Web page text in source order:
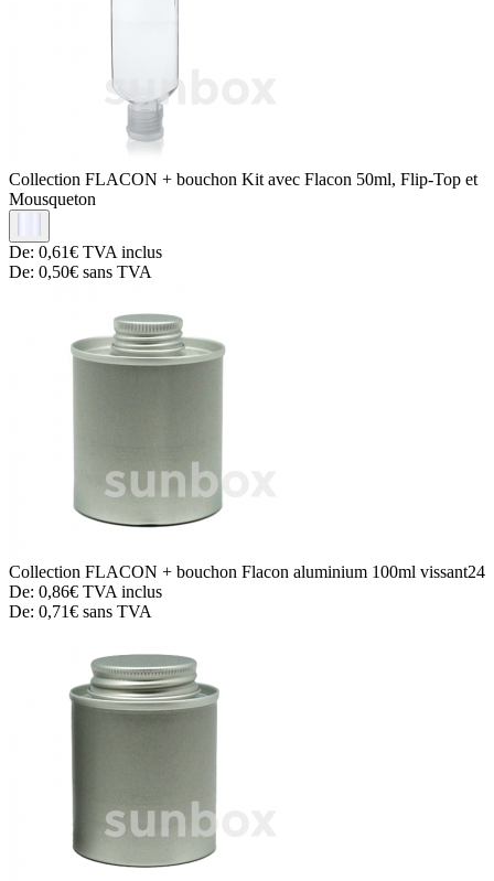
Collection FLACON + bouchon Kit avec Flacon 50ml, Flip-Top et
Mousqueton
De: 0,61€ TVA inclus
De: 0,50€ sans TVA
Collection FLACON + bouchon Flacon aluminium 100ml vissant24
De: 0,86€ TVA inclus
De: 0,71€ sans TVA